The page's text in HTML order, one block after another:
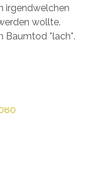
irgendwelchen
wollte.
Baumtod *lach*.